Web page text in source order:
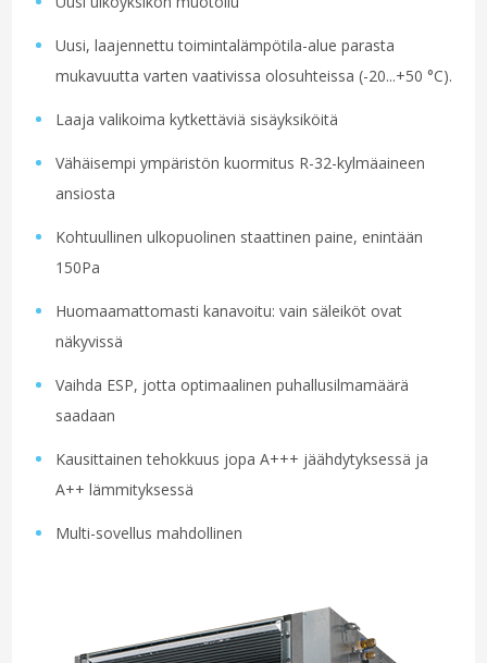
Uusi, laajennettu toimintalämpötila-alue parasta
mukavuutta varten vaativissa olosuhteissa (-20...+50 °C).
Laaja valikoima kytkettäviä sisäyksiköitä
Vähäisempi ympäristön kuormitus R-32-kylmäaineen
ansiosta
Kohtuullinen ulkopuolinen staattinen paine, enintään
150Pa
Huomaamattomasti kanavoitu: vain säleiköt ovat
näkyvissä
Vaihda ESP, jotta optimaalinen puhallusilmamäärä
saadaan
Kausittainen tehokkuus jopa A+++ jäähdytyksessä ja
A++ lämmityksessä
Multi-sovellus mahdollinen